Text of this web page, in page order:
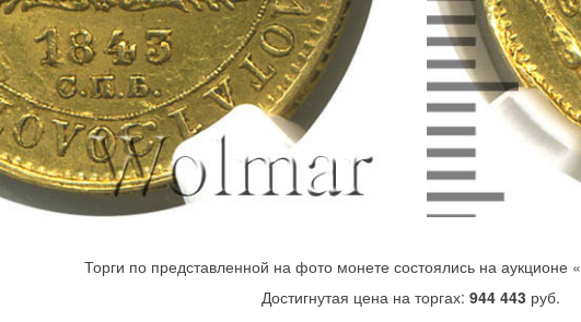
Торги по представленной на фото монете состоялись на аукционе «
Достигнутая цена на торгах: 944 443 руб.